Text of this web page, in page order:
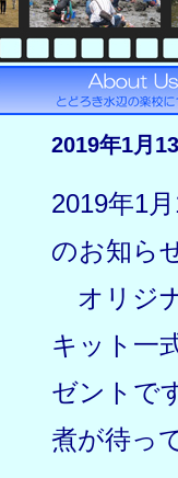
2019年1月
2019年1
のお知ら
オリジ
キット一
ゼントで
煮が待っ